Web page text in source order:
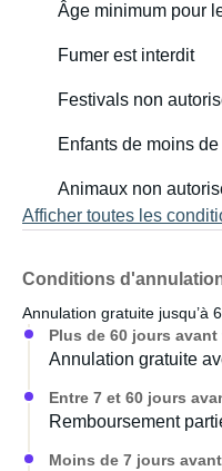
Âge minimum pour
Fumer est interdit
Festivals non
Enfants de moins
Animaux non
Afficher toutes les
Conditions
Annulation gratuite jusqu’à
Plus de 60 jours
Annulation gratuite
Entre 7 et 60 jours
Remboursement
Moins de 7 jours